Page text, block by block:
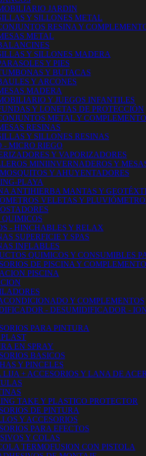
JARDIN
Y SILLONES METAL
RESINA Y
METAL
Y SILLONES MADERA
Y PIES
Y BUTACAS
Y ARCONES
MADERA
Y JUEGOS INFANTILES
Y LONETAS DE PROTECCIÓN
METAL Y
RESINAS
Y SILLONES RESINAS
- MICRO RIEGO
Y VAPORIZADORES
MINIINVERNADEROS Y
Y AHUYENTADORES
PLAYA
ANTIHIERBA MANTAS Y
VELETAS Y
QUIMICOS
- HINCHABLES Y RELAX
SUPERFICIE Y SPAS
INFLABLES
QUIMICOS Y CONSUMIBLES
DE PISCINA Y
PISCINA
Y COMPLEMENTOS
- DESUMIDIFICADOR -
PARA PINTURA
EN SPRAY
BASICOS
Y PINCELES
LIJA + ACCESORIOS Y LANA DE
TAKE Y PLASTICO PROTECTOR
DE PINTURA
Y ACCESORIOS
PARA EFECTOS
Y COLAS
TERMOFUSION CON PISTOLA